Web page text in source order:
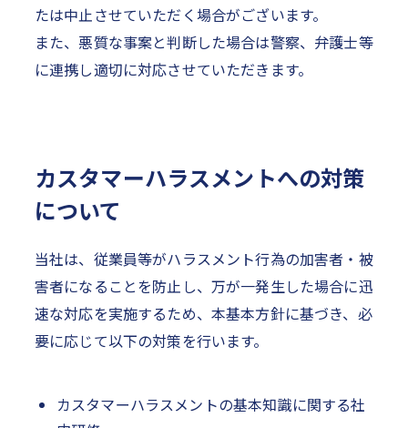
たは中止させていただく場合がございます。
また、悪質な事案と判断した場合は警察、弁護士等
に連携し適切に対応させていただきます。
カスタマーハラスメントへの対策
について
当社は、従業員等がハラスメント行為の加害者・被
害者になることを防止し、万が一発生した場合に迅
速な対応を実施するため、本基本方針に基づき、必
要に応じて以下の対策を行います。
カスタマーハラスメントの基本知識に関する社